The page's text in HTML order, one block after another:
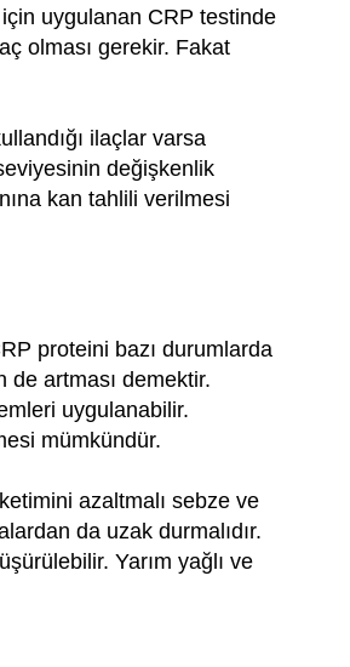
için uygulanan CRP testinde
olması gerekir. Fakat
ilaçlar varsa
değişkenlik
kan tahlili verilmesi
proteini bazı durumlarda
artması demektir.
uygulanabilir.
mümkündür.
azaltmalı sebze ve
da uzak durmalıdır.
Yarım yağlı ve